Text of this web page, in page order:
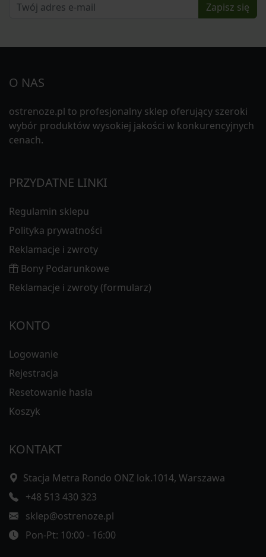
Zapisz się
O NAS
ostrenoze.pl to profesjonalny sklep oferujący szeroki
wybór produktów wysokiej jakości w konkurencyjnych
cenach.
PRZYDATNE LINKI
Regulamin sklepu
Polityka prywatności
Reklamacje i zwroty
Bony Podarunkowe
Reklamacje i zwroty (formularz)
KONTO
Logowanie
Rejestracja
Resetowanie hasła
Koszyk
KONTAKT
Stacja Metra Rondo ONZ lok.1014, Warszawa
+48 513 430 323
sklep@ostrenoze.pl
Pon-Pt: 10:00 - 16:00